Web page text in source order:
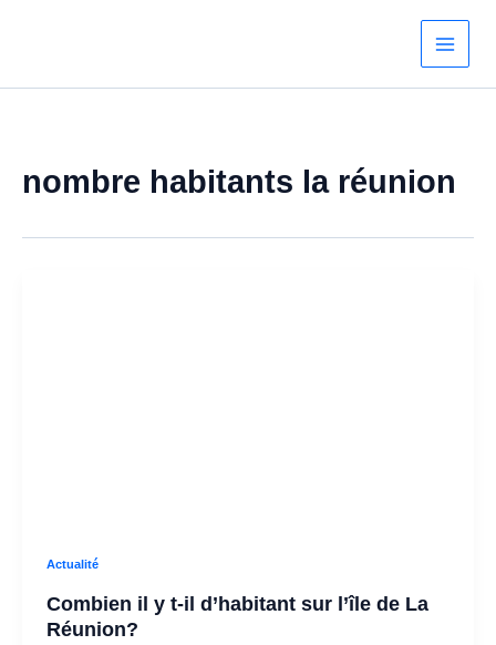
nombre habitants la réunion
Actualité
Combien il y t-il d’habitant sur l’île de La
Réunion?